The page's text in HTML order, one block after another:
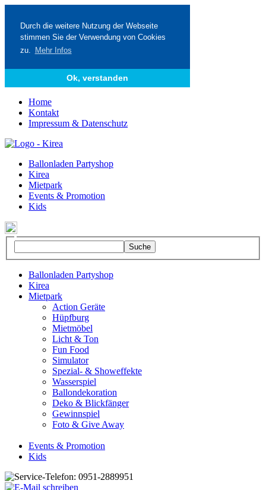
Durch die weitere Nutzung der Webseite
stimmen Sie der Verwendung von Cookies
zu.
Mehr Infos
Ok, verstanden
Home
Kontakt
Impressum & Datenschutz
Ballonladen Partyshop
Kirea
Mietpark
Events & Promotion
Kids
Ballonladen Partyshop
Kirea
Mietpark
Action Geräte
Hüpfburg
Mietmöbel
Licht & Ton
Fun Food
Simulator
Spezial- & Showeffekte
Wasserspiel
Ballondekoration
Deko & Blickfänger
Gewinnspiel
Foto & Give Away
Events & Promotion
Kids